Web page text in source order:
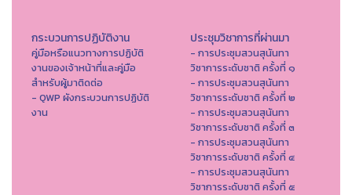
กระบวนการปฏิบัติงาน
คู่มือหรือแนวทางการปฏิบัติ
งานของเจ้าหน้าที่และคู่มือ
สำหรับผู้มาติดต่อ
- QWP ผังกระบวนการปฏิบัติ
งาน
ประชุมวิชาการที่ผ่านมา
- การประชุมสวนสุนันทา
วิชาการระดับชาติ ครั้งที่ ๑
- การประชุมสวนสุนันทา
วิชาการระดับชาติ ครั้งที่ ๒
- การประชุมสวนสุนันทา
วิชาการระดับชาติ ครั้งที่ ๓
- การประชุมสวนสุนันทา
วิชาการระดับชาติ ครั้งที่ ๔
- การประชุมสวนสุนันทา
วิชาการระดับชาติ ครั้งที่ ๕